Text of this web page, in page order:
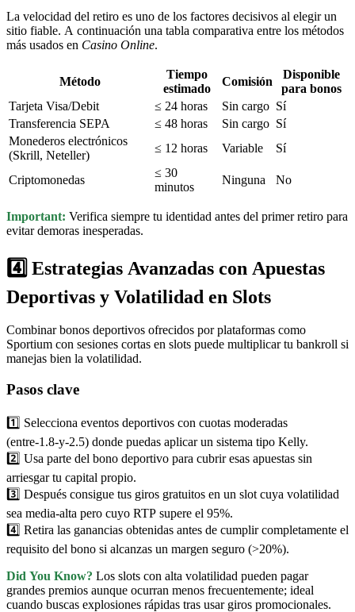
La velocidad del retiro es uno de los factores decisivos al elegir un
sitio fiable. A continuación una tabla comparativa entre los métodos
más usados en Casino Online.
Método
Tiempo
estimado
Comisión
Disponible
para bonos
Tarjeta Visa/Debit
≤ 24 horas Sin cargo Sí
Transferencia SEPA
≤ 48 horas Sin cargo Sí
Monederos electrónicos
(Skrill, Neteller)
≤ 12 horas Variable Sí
Criptomonedas
≤ 30
minutos
Ninguna No
Important: Verifica siempre tu identidad antes del primer retiro para
evitar demoras inesperadas.
4️⃣ Estrategias Avanzadas con Apuestas
Deportivas y Volatilidad en Slots
Combinar bonos deportivos ofrecidos por plataformas como
Sportium con sesiones cortas en slots puede multiplicar tu bankroll si
manejas bien la volatilidad.
Pasos clave
1️⃣ Selecciona eventos deportivos con cuotas moderadas
(entre‑1.8‑y‑2.5) donde puedas aplicar un sistema tipo Kelly.
2️⃣ Usa parte del bono deportivo para cubrir esas apuestas sin
arriesgar tu capital propio.
3️⃣ Después consigue tus giros gratuitos en un slot cuya volatilidad
sea media‑alta pero cuyo RTP supere el 95%.
4️⃣ Retira las ganancias obtenidas antes de cumplir completamente el
requisito del bono si alcanzas un margen seguro (>​20%).
Did You Know? Los slots con alta volatilidad pueden pagar
grandes premios aunque ocurran menos frecuentemente; ideal
cuando buscas explosiones rápidas tras usar giros promocionales.